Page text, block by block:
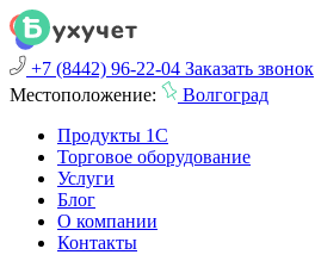
+7 (8442) 96-22-04 Заказать звонок
Местоположение:
Волгоград
Продукты 1С
Торговое оборудование
Услуги
Блог
О компании
Контакты